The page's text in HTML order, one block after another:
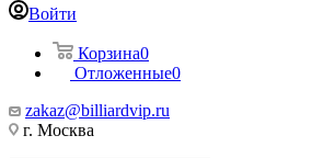
Войти
Корзина0
Отложенные0
zakaz@billiardvip.ru
г. Москва